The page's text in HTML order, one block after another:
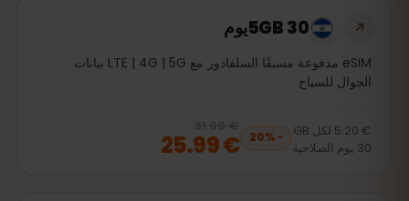
5GB 30يوم
eSIM مدفوعة مسبقًا السلفادور مع LTE | 4G | 5G بيانات
الجوال للسياح
€ 5.20 لكل GB
30 يوم الصلاحية
−
20%
20% off, was
€ 25.99 € 31.99
€ 25.99